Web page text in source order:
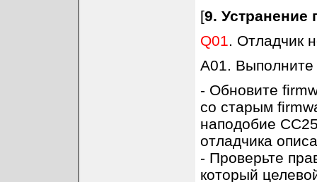
[9. Устранение
Q01. Отладчик
A01.
- Обновите
со старым
наподобие
отладчика
- Проверьте
который